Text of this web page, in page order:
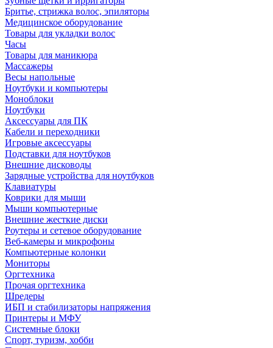
Бритье, стрижка волос, эпиляторы
Медицинское оборудование
Товары для укладки волос
Часы
Товары для маникюра
Массажеры
Весы напольные
Ноутбуки и компьютеры
Моноблоки
Ноутбуки
Аксессуары для ПК
Кабели и переходники
Игровые аксессуары
Подставки для ноутбуков
Внешние дисководы
Зарядные устройства для ноутбуков
Клавиатуры
Коврики для мыши
Мыши компьютерные
Внешние жесткие диски
Роутеры и сетевое оборудование
Веб-камеры и микрофоны
Компьютерные колонки
Мониторы
Оргтехника
Прочая оргтехника
Шредеры
ИБП и стабилизаторы напряжения
Принтеры и МФУ
Системные блоки
Спорт, туризм, хобби